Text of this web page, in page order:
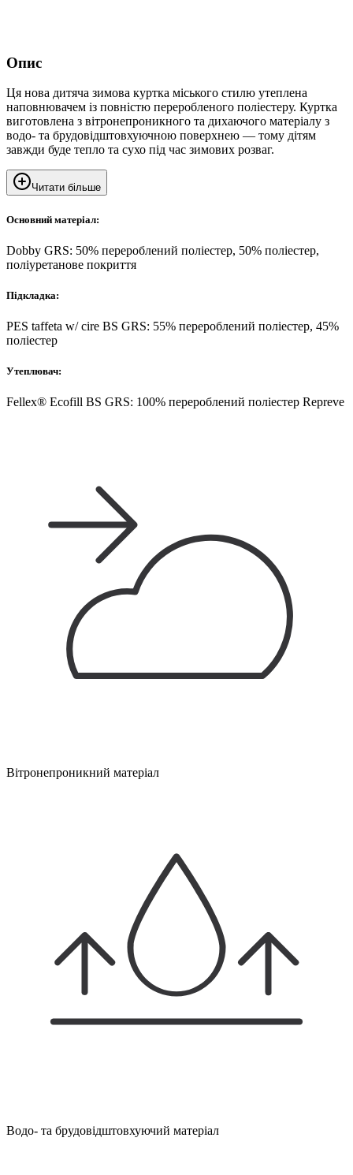
Опис
Ця нова дитяча зимова куртка міського стилю утеплена
наповнювачем із повністю переробленого поліестеру. Куртка
виготовлена ​​з вітронепроникного та дихаючого матеріалу з
водо- та брудовідштовхуючною поверхнею — тому дітям
завжди буде тепло та сухо під час зимових розваг.
Читати більше
Основний матеріал:
Dobby GRS: 50% перероблений поліестер, 50% поліестер,
поліуретанове покриття
Підкладка:
PES taffeta w/ cire BS GRS: 55% перероблений поліестер, 45%
поліестер
Утеплювач:
Fellex® Ecofill BS GRS: 100% перероблений поліестер Repreve
Вітронепроникний матеріал
Водо- та брудовідштовхуючий матеріал